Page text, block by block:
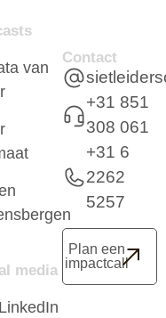
van
media
LinkedIn
Contact
+31 851
308 061
+31 6
2262
5257
Plan een
impactcall